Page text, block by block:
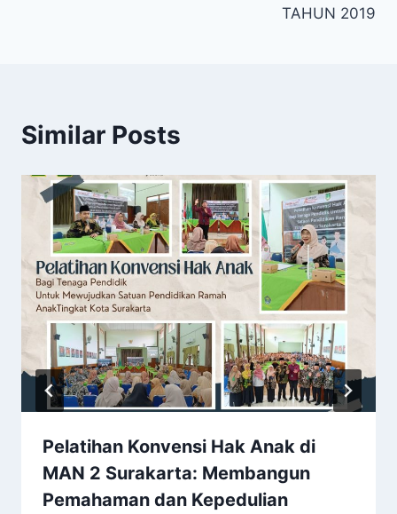
TAHUN 2019
Similar Posts
Pelatihan Konvensi Hak Anak di
MAN 2 Surakarta: Membangun
Pemahaman dan Kepedulian